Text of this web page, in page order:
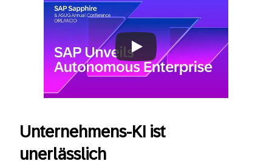
Unternehmens-KI ist
unerlässlich